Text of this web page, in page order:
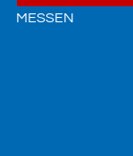
MESSEN